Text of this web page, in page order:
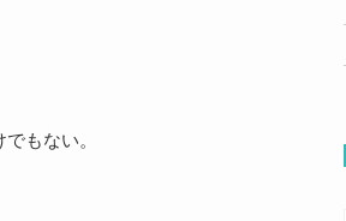
もない。